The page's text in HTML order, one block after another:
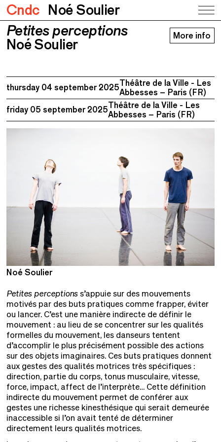
Cndc Noé Soulier
Petites perceptions
Noé Soulier
Petites perceptions
Noé Soulier
More info
thursday 04 september 2025Théâtre de la Ville - Les
Abbesses – Paris (FR)
friday 05 september 2025Théâtre de la Ville - Les
Abbesses – Paris (FR)
Noé Soulier
Petites perceptions s’appuie sur des mouvements
motivés par des buts pratiques comme frapper, éviter
ou lancer. C’est une manière indirecte de définir le
mouvement : au lieu de se concentrer sur les qualités
formelles du mouvement, les danseurs tentent
d’accomplir le plus précisément possible des actions
sur des objets imaginaires. Ces buts pratiques donnent
aux gestes des qualités motrices très spécifiques :
direction, partie du corps, tonus musculaire, vitesse,
force, impact, affect de l’interprète… Cette définition
indirecte du mouvement permet de conférer aux
gestes une richesse kinesthésique qui serait demeurée
inaccessible si l’on avait tenté de déterminer
directement leurs qualités motrices.